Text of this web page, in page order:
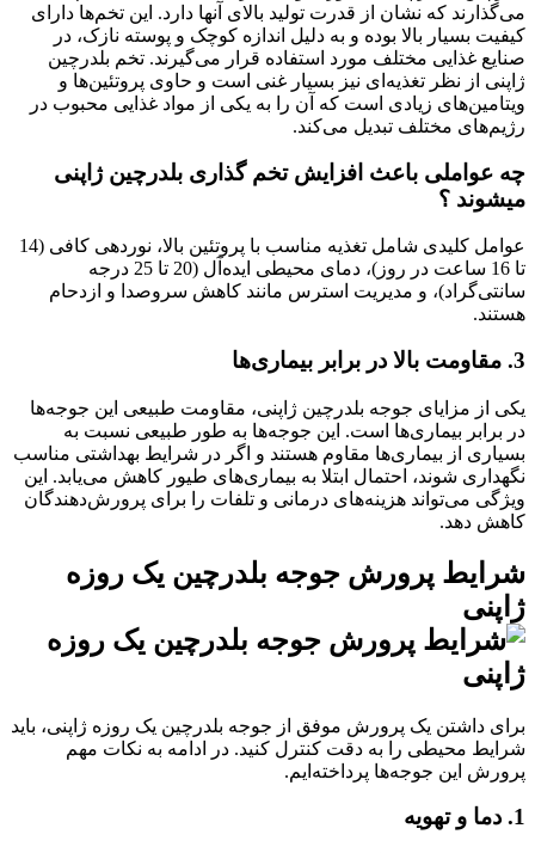
می‌گذارند که نشان از قدرت تولید بالای آنها دارد. این تخم‌ها دارای
کیفیت بسیار بالا بوده و به دلیل اندازه کوچک و پوسته نازک، در
صنایع غذایی مختلف مورد استفاده قرار می‌گیرند. تخم بلدرچین
ژاپنی از نظر تغذیه‌ای نیز بسیار غنی است و حاوی پروتئین‌ها و
ویتامین‌های زیادی است که آن را به یکی از مواد غذایی محبوب در
رژیم‌های مختلف تبدیل می‌کند.
چه عواملی باعث افزایش تخم گذاری بلدرچین ژاپنی
میشوند ؟
عوامل کلیدی شامل تغذیه مناسب با پروتئین بالا، نوردهی کافی (14
تا 16 ساعت در روز)، دمای محیطی ایده‌آل (20 تا 25 درجه
سانتی‌گراد)، و مدیریت استرس مانند کاهش سروصدا و ازدحام
هستند.
3. مقاومت بالا در برابر بیماری‌ها
یکی از مزایای جوجه بلدرچین ژاپنی، مقاومت طبیعی این جوجه‌ها
در برابر بیماری‌ها است. این جوجه‌ها به طور طبیعی نسبت به
بسیاری از بیماری‌ها مقاوم هستند و اگر در شرایط بهداشتی مناسب
نگهداری شوند، احتمال ابتلا به بیماری‌های طیور کاهش می‌یابد. این
ویژگی می‌تواند هزینه‌های درمانی و تلفات را برای پرورش‌دهندگان
کاهش دهد.
شرایط پرورش جوجه بلدرچین یک روزه
ژاپنی
برای داشتن یک پرورش موفق از جوجه بلدرچین یک روزه ژاپنی، باید
شرایط محیطی را به دقت کنترل کنید. در ادامه به نکات مهم
پرورش این جوجه‌ها پرداخته‌ایم.
1. دما و تهویه